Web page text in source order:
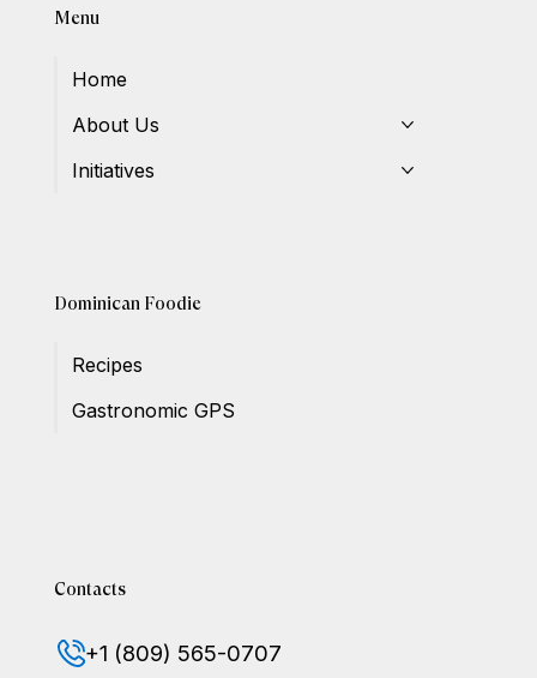
Menu
Home
About Us
Initiatives
Dominican Foodie
Recipes
Gastronomic GPS
Contacts
+1 (809) 565-0707